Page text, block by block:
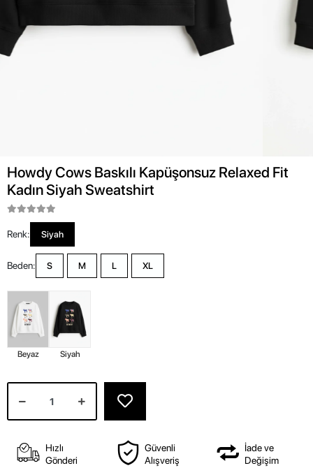
Howdy Cows Baskılı Kapüşonsuz Relaxed Fit
Kadın Siyah Sweatshirt
Renk: Siyah
Beden: S M L XL
Beyaz Siyah
Hızlı
Gönderi
Güvenli
Alışveriş
İade ve
Değişim